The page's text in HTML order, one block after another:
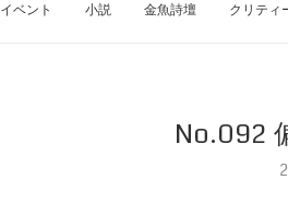
イベント 小説 金魚詩壇 クリティ
No.092